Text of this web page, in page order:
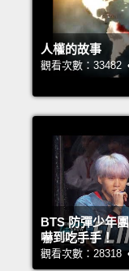
人權的故事
觀看次數：33482
BTS 防彈少年
嚇到吃手手！
觀看次數：28318